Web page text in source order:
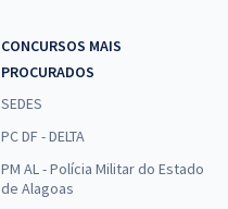
CONCURSOS MAIS
PROCURADOS
SEDES
PC DF - DELTA
PM AL - Polícia Militar do Estado
de Alagoas